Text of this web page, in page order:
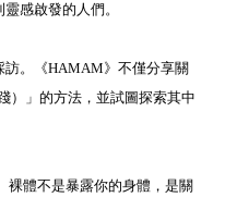
感啟發的人們。
訪。《HAMAM》不僅分享關
）」的方法，並試圖探索其中
體不是暴露你的身體，是關